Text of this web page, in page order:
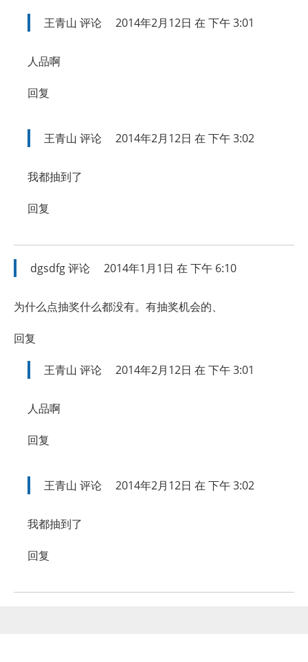
王青山 评论 2014年2月12日 在 下午 3:01
人品啊
回复
王青山 评论 2014年2月12日 在 下午 3:02
我都抽到了
回复
dgsdfg评论 2014年1月1日 在 下午 6:10
为什么点抽奖什么都没有。有抽奖机会的、
回复
王青山 评论 2014年2月12日 在 下午 3:01
人品啊
回复
王青山 评论 2014年2月12日 在 下午 3:02
我都抽到了
回复